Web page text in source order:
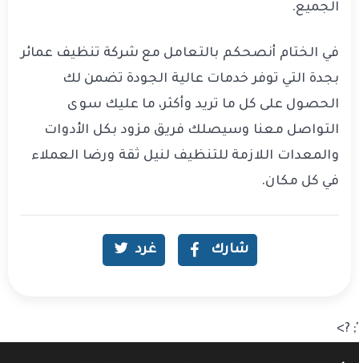
الجميع.
في الختام أنصحكم بالتعامل مع شركة تنظيف عمائر
بجدة التي توفر خدمات عالية الجودة تضمن لك
الحصول على كل ما تريد وأكثر، ما عليك سوى
التواصل معنا وسيصلك فريق مزود بكل الأدوات
والمعدات اللازمة للتنظيف لنيل ثقة ورضا العملاء
في كل مكان.
شارك غرد
'; ?>